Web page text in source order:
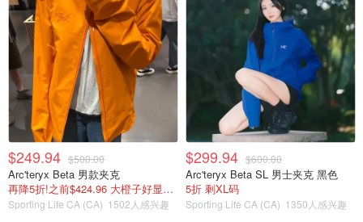
$249.94 $500.00
Arc'teryx Beta 男款夹克
再降5折!之前$424.96 大橙子好显白 蹲补
Sporting Life CA (CA) 1502人感兴趣
$299.94 $600.00
Arc'teryx Beta SL 男士夹克 黑色
5折 剩XL码
Sporting Life CA (CA) 1350人感兴趣